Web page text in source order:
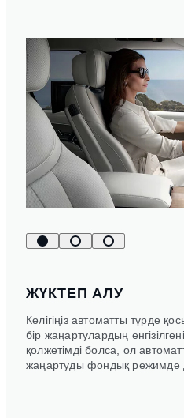
ЖҮКТЕП АЛУ
Көлігіңіз автоматты түрде
бір жаңартулардың
қолжетімді болса, ол
жаңартуды фондық режимде